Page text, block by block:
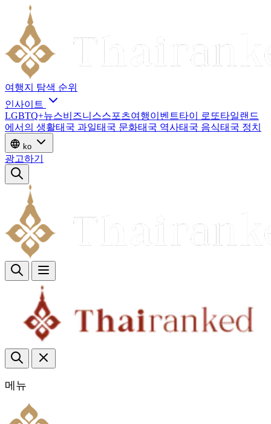
여행지 탐색 순위
인사이트
LGBTQ+뉴스비즈니스스포츠여행이벤트타이 로또타일랜드
에서의 생활태국 과일태국 문화태국 역사태국 음식태국 정치
ko
광고하기
메뉴